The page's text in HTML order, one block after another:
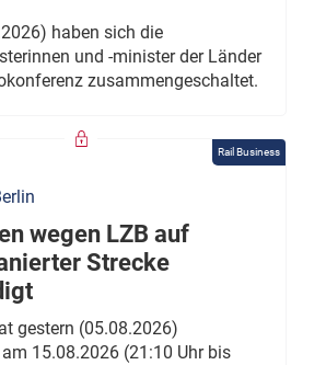
haben sich die
und -minister der Länder
zusammengeschaltet.
Rail Business
wegen LZB auf
Strecke
gestern (05.08.2026)
15.08.2026 (21:10 Uhr bis